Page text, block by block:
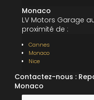
Monaco
LV Motors Garage
proximité de :
Cannes
Monaco
Nice
Contactez-nous :
Monaco